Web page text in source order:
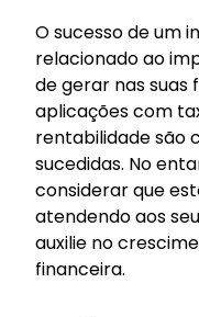
O sucesso de um
relacionado ao
de gerar nas suas
aplicações com
rentabilidade são
sucedidas. No
considerar que
atendendo aos
auxilie no
financeira.